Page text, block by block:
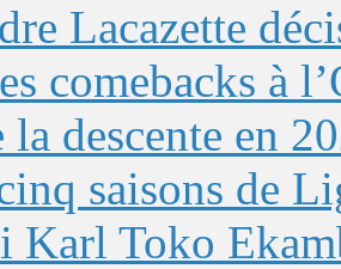
Lacazette
comebacks à
descente en
saisons de
Karl Toko